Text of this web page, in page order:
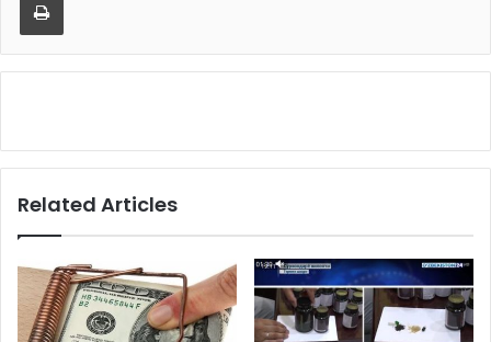
Related Articles